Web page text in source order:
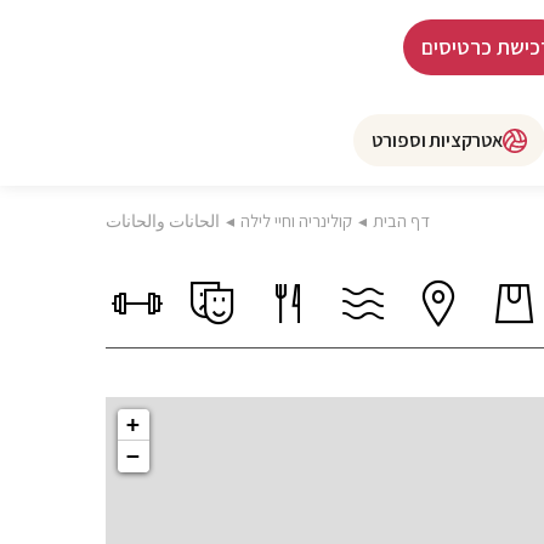
כרטיסים
אטרקציות וספורט
דף הבית ◂ קולינריה וחיי לילה ◂ الحانات والحانات
+
−